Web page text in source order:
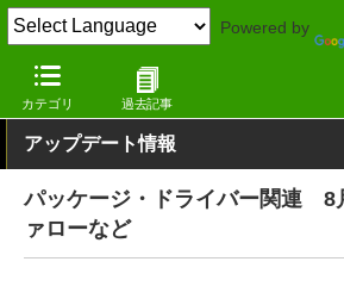
Powered by
カテゴリ 過去記事
窓の杜 その他の話題 アッ
アップデート情報
パッケージ・ドライバー関連
ァローなど